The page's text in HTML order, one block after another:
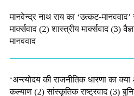
मानवेन्द्र नाथ राय का ‘उत्कट-
मार्क्सवाद (2) शास्त्रीय मार्क्सवाद (3)
मानववाद
‘अन्त्योदय की राजनीतिक धारणा का
कल्याण (2) सांस्कृतिक राष्ट्रवाद (3)